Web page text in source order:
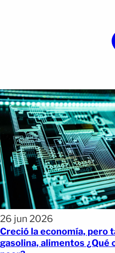
26 jun 2026
Creció la economía, pero
gasolina, alimentos ¿Qué